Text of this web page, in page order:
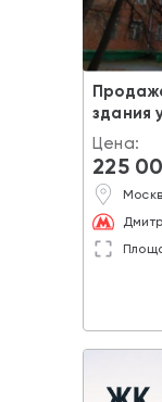
здания
Цена:
225